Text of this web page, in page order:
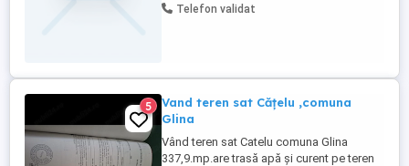
Telefon validat
5
Vand teren sat Cățelu ,comuna
Glina
Vând teren sat Catelu comuna Glina
337,9.mp.are trasă apă și curent pe teren